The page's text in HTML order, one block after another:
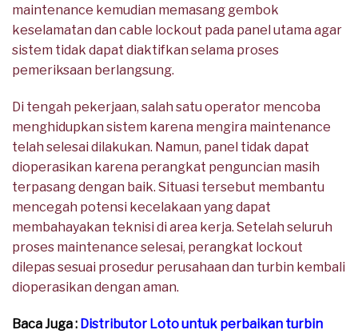
maintenance kemudian memasang gembok
keselamatan dan cable lockout pada panel utama agar
sistem tidak dapat diaktifkan selama proses
pemeriksaan berlangsung.
Di tengah pekerjaan, salah satu operator mencoba
menghidupkan sistem karena mengira maintenance
telah selesai dilakukan. Namun, panel tidak dapat
dioperasikan karena perangkat penguncian masih
terpasang dengan baik. Situasi tersebut membantu
mencegah potensi kecelakaan yang dapat
membahayakan teknisi di area kerja. Setelah seluruh
proses maintenance selesai, perangkat lockout
dilepas sesuai prosedur perusahaan dan turbin kembali
dioperasikan dengan aman.
Baca Juga : Distributor Loto untuk perbaikan turbin